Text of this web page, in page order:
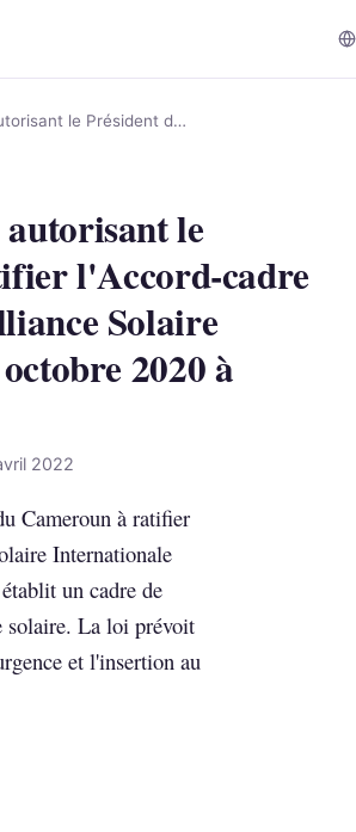
le Président d…
le
l'Accord-cadre
Solaire
2020 à
2022
Cameroun à ratifier
Internationale
un cadre de
solaire. La loi prévoit
et l'insertion au